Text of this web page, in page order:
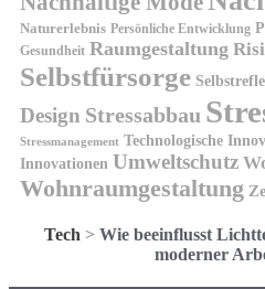
Naturerlebnis Persönliche Entwicklung
Gesundheit Raumgestaltung
Selbstfürsorge
Design Stressabbau
Stressmanagement Technologische
Innovationen Umweltschutz
Wohnraumgestaltung
Tech > Wie beeinflusst
moderner